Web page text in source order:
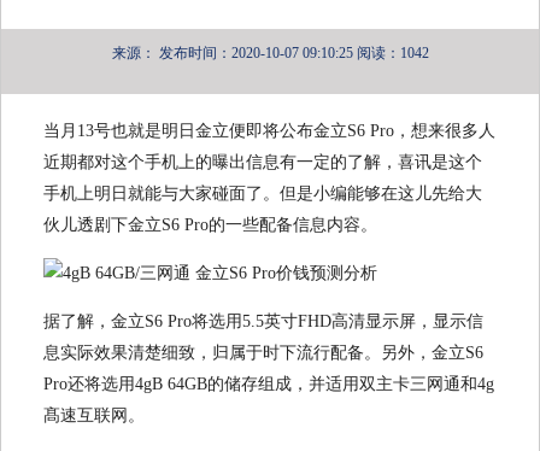
来源： 发布时间：2020-10-07 09:10:25 阅读：1042
当月13号也就是明日金立便即将公布金立S6 Pro，想来很多人
近期都对这个手机上的曝出信息有一定的了解，喜讯是这个
手机上明日就能与大家碰面了。但是小编能够在这儿先给大
伙儿透剧下金立S6 Pro的一些配备信息内容。
据了解，金立S6 Pro将选用5.5英寸FHD高清显示屏，显示信
息实际效果清楚细致，归属于时下流行配备。另外，金立S6
Pro还将选用4gB 64GB的储存组成，并适用双主卡三网通和4g
髙速互联网。